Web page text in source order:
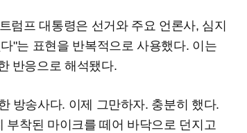
럼프 대통령은 선거와 주요 언론사, 심지
"는 표현을 반복적으로 사용했다. 이는
반응으로 해석됐다.
방송사다. 이제 그만하자. 충분히 했다.
부착된 마이크를 떼어 바닥으로 던지고